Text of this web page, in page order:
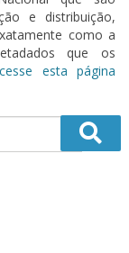
e distribuição,
como a
que os
esta página